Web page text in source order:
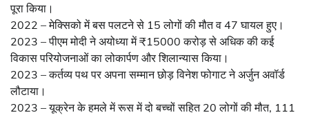
पूरा कि‍या।
2022 – मेक्सिको में बस पलटने से 15 लोगों की मौत व 47 घायल हुए।
2023 – पीएम मोदी ने अयोध्या में ₹15000 करोड़ से अधिक की कई
विकास परियोजनाओं का लोकार्पण और शिलान्यास किया।
2023 – कर्तव्य पथ पर अपना सम्मान छोड़ विनेश फोगाट ने अर्जुन अवॉर्ड
लौटाया।
2023 – यूक्रेन के हमले में रूस में दो बच्चों सहित 20 लोगों की मौत, 111